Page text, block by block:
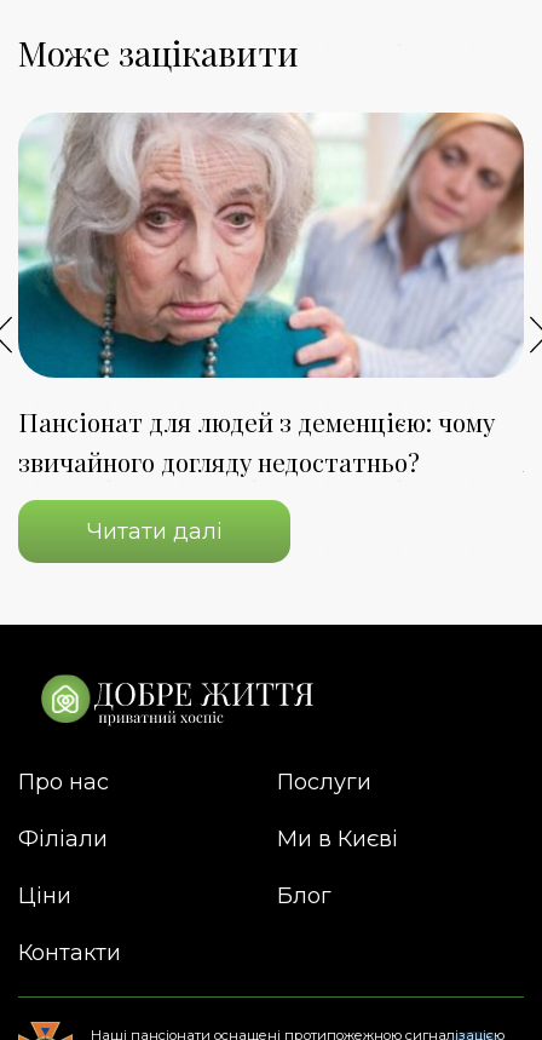
Може зацікавити
Пансіонат для людей з деменцією: чому
звичайного догляду недостатньо?
Читати далі
Про нас Послуги
Філіали Ми в Києві
Ціни Блог
Контакти
Наші пансіонати оснащені протипожежною сигналізацією